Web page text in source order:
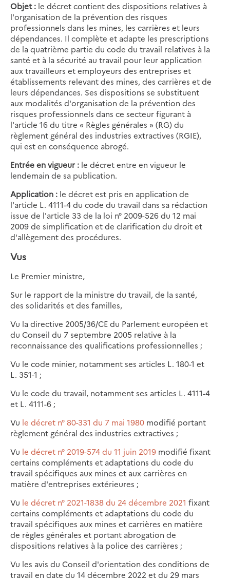
Objet : le décret contient des dispositions relatives à
l'organisation de la prévention des risques
professionnels dans les mines, les carrières et leurs
dépendances. Il complète et adapte les prescriptions
de la quatrième partie du code du travail relatives à la
santé et à la sécurité au travail pour leur application
aux travailleurs et employeurs des entreprises et
établissements relevant des mines, des carrières et de
leurs dépendances. Ses dispositions se substituent
aux modalités d'organisation de la prévention des
risques professionnels dans ce secteur figurant à
l'article 16 du titre « Règles générales » (RG) du
règlement général des industries extractives (RGIE),
qui est en conséquence abrogé.
Entrée en vigueur : le décret entre en vigueur le
lendemain de sa publication.
Application : le décret est pris en application de
l'article L. 4111-4 du code du travail dans sa rédaction
issue de l'article 33 de la loi n° 2009-526 du 12 mai
2009 de simplification et de clarification du droit et
d'allègement des procédures.
Vus
Le Premier ministre,
Sur le rapport de la ministre du travail, de la santé,
des solidarités et des familles,
Vu la directive 2005/36/CE du Parlement européen et
du Conseil du 7 septembre 2005 relative à la
reconnaissance des qualifications professionnelles ;
Vu le code minier, notamment ses articles L. 180-1 et
L. 351-1 ;
Vu le code du travail, notamment ses articles L. 4111-4
et L. 4111-6 ;
Vu le décret n° 80-331 du 7 mai 1980 modifié portant
règlement général des industries extractives ;
Vu le décret n° 2019-574 du 11 juin 2019 modifié fixant
certains compléments et adaptations du code du
travail spécifiques aux mines et aux carrières en
matière d'entreprises extérieures ;
Vu le décret n° 2021-1838 du 24 décembre 2021 fixant
certains compléments et adaptations du code du
travail spécifiques aux mines et carrières en matière
de règles générales et portant abrogation de
dispositions relatives à la police des carrières ;
Vu les avis du Conseil d'orientation des conditions de
travail en date du 14 décembre 2022 et du 29 mars